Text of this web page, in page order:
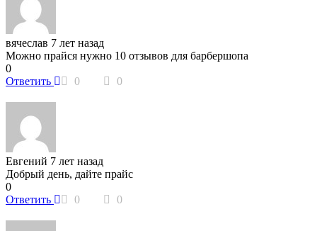
вячеслав 7 лет назад
Можно прайся нужно 10 отзывов для барбершопа
0
Ответить
0 0
Евгений 7 лет назад
Добрый день, дайте прайс
0
Ответить
0 0